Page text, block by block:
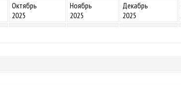
Октябрь
2025
Ноябрь
2025
Декабрь
2025